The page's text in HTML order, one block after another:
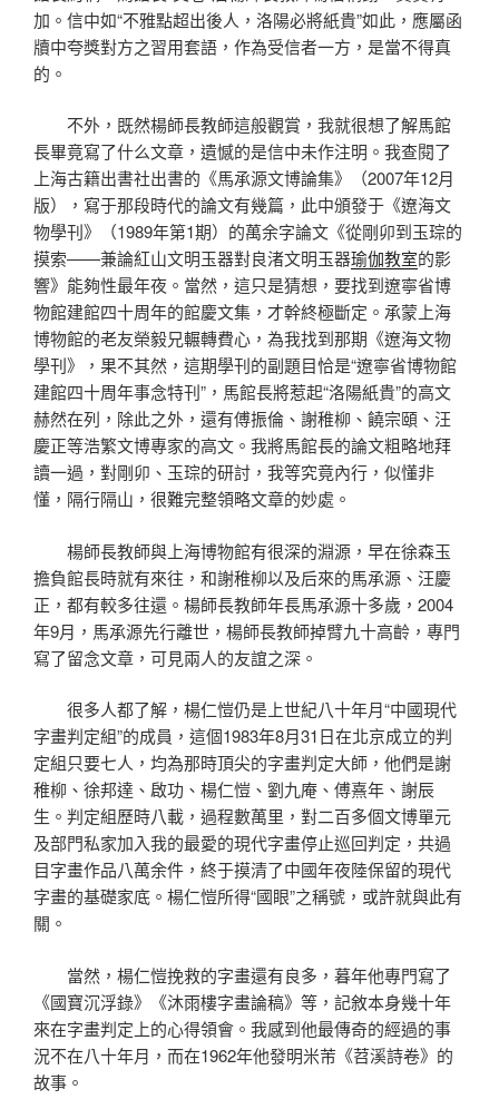
加。信中如“不雅點超出後人，洛陽必將紙貴”如此，應屬函
牘中夸獎對方之習用套語，作為受信者一方，是當不得真
的。
不外，既然楊師長教師這般觀賞，我就很想了解馬館
長畢竟寫了什么文章，遺憾的是信中未作注明。我查閱了
上海古籍出書社出書的《馬承源文博論集》（2007年12月
版），寫于那段時代的論文有幾篇，此中頒發于《遼海文
物學刊》（1989年第1期）的萬余字論文《從剛卯到玉琮的
摸索——兼論紅山文明玉器對良渚文明玉器瑜伽教室的影
響》能夠性最年夜。當然，這只是猜想，要找到遼寧省博
物館建館四十周年的館慶文集，才幹終極斷定。承蒙上海
博物館的老友榮毅兄輾轉費心，為我找到那期《遼海文物
學刊》，果不其然，這期學刊的副題目恰是“遼寧省博物館
建館四十周年事念特刊”，馬館長將惹起“洛陽紙貴”的高文
赫然在列，除此之外，還有傅振倫、謝稚柳、饒宗頤、汪
慶正等浩繁文博專家的高文。我將馬館長的論文粗略地拜
讀一過，對剛卯、玉琮的研討，我等究竟內行，似懂非
懂，隔行隔山，很難完整領略文章的妙處。
楊師長教師與上海博物館有很深的淵源，早在徐森玉
擔負館長時就有來往，和謝稚柳以及后來的馬承源、汪慶
正，都有較多往還。楊師長教師年長馬承源十多歲，2004
年9月，馬承源先行離世，楊師長教師掉臂九十高齡，專門
寫了留念文章，可見兩人的友誼之深。
很多人都了解，楊仁愷仍是上世紀八十年月“中國現代
字畫判定組”的成員，這個1983年8月31日在北京成立的判
定組只要七人，均為那時頂尖的字畫判定大師，他們是謝
稚柳、徐邦達、啟功、楊仁愷、劉九庵、傅熹年、謝辰
生。判定組歷時八載，過程數萬里，對二百多個文博單元
及部門私家加入我的最愛的現代字畫停止巡回判定，共過
目字畫作品八萬余件，終于摸清了中國年夜陸保留的現代
字畫的基礎家底。楊仁愷所得“國眼”之稱號，或許就與此有
關。
當然，楊仁愷挽救的字畫還有良多，暮年他專門寫了
《國寶沉浮錄》《沐雨樓字畫論稿》等，記敘本身幾十年
來在字畫判定上的心得領會。我感到他最傳奇的經過的事
況不在八十年月，而在1962年他發明米芾《苕溪詩卷》的
故事。